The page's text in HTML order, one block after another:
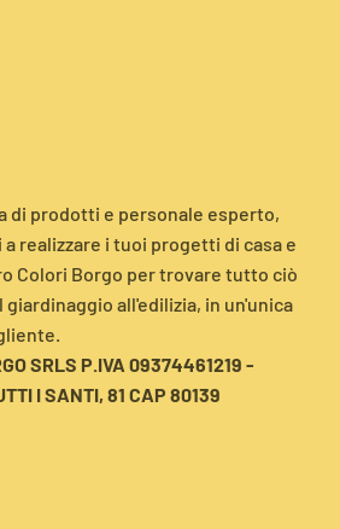
di prodotti e personale esperto,
realizzare i tuoi progetti di casa e
Colori Borgo per trovare tutto ciò
giardinaggio all'edilizia, in un'unica
SRLS P.IVA 09374461219 -
I SANTI, 81 CAP 80139